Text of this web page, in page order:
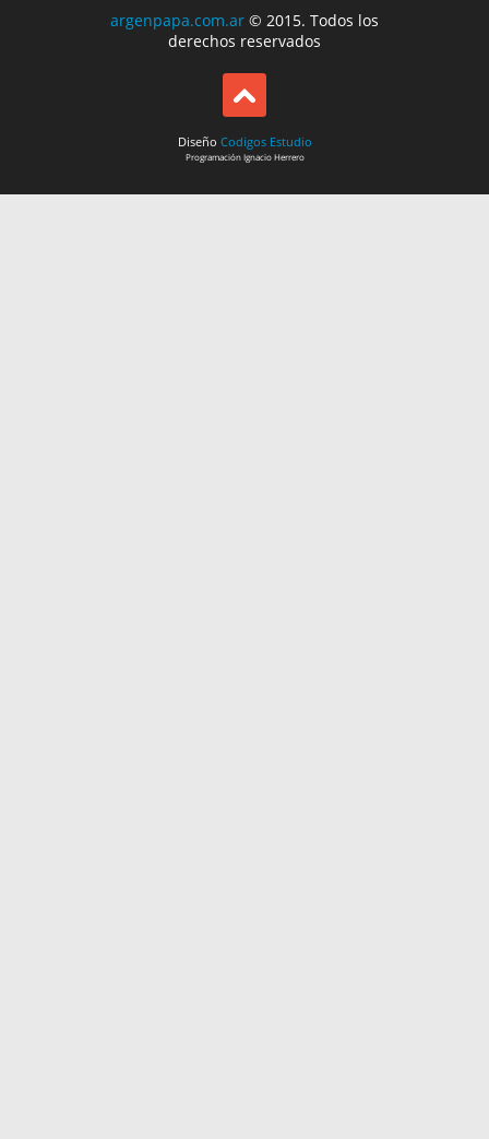
argenpapa.com.ar © 2015. Todos los
derechos reservados
Diseño Codigos Estudio
ProgramaciónIgnacio Herrero